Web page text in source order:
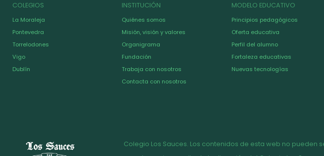
COLEGIOS
La Moraleja
Pontevedra
Torrelodones
Vigo
Dublín
INSTITUCIÓN
Quiénes somos
Misión, visión y valores
Organigrama
Fundación
Trabaja con nosotros
Contacta con nosotros
MODELO EDUCATIVO
Principios pedagógicos
Oferta educativa
Perfil del alumno
Fortaleza educativas
Nuevas tecnologías
Colegio Los Sauces. Los contenidos de esta web no